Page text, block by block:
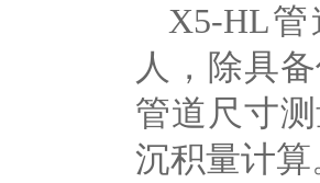
X5-HL
人，除具
管道尺寸
沉积量计算